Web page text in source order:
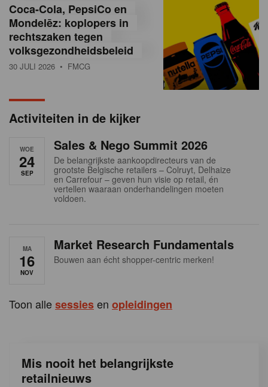
e
a
n
Coca-Cola, PepsiCo en
Mondelēz: koplopers in
rechtszaken tegen
volksgezondheidsbeleid
30 JULI 2026 • FMCG
Activiteiten in de kijker
WOE
24
SEP
Sales & Nego Summit 2026
De belangrijkste aankoopdirecteurs van de
grootste Belgische retailers – Colruyt, Delhaize
en Carrefour – geven hun visie op retail, én
vertellen waaraan onderhandelingen moeten
voldoen.
MA
16
NOV
Market Research Fundamentals
Bouwen aan écht shopper-centric merken!
Toon allesessiesen opleidingen
Mis nooit het belangrijkste
retailnieuws